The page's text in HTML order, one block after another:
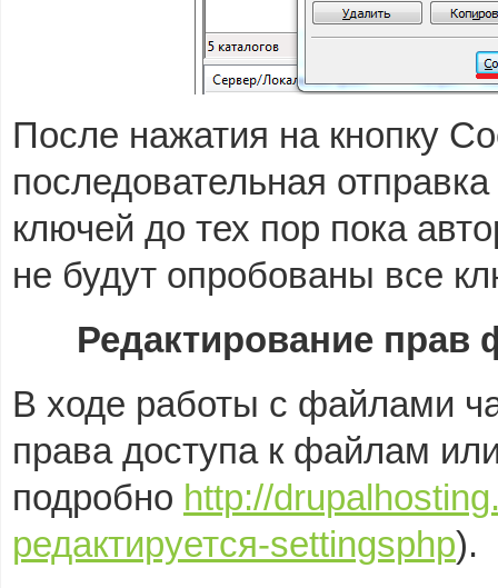
После нажатия на кнопку
последовательная
ключей до тех пор пока
не будут опробованы все
Редактирование прав
В ходе работы с файлами
права доступа к файлам
подробно http://
редактируется-settingsphp).